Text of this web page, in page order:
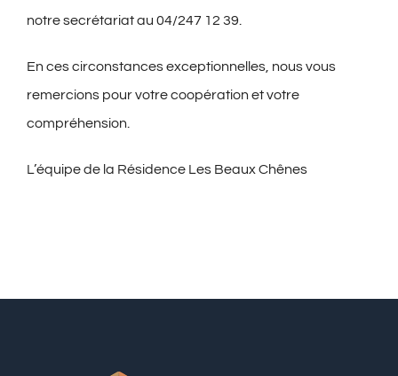
notre secrétariat au 04/247 12 39.
En ces circonstances exceptionnelles, nous vous
remercions pour votre coopération et votre
compréhension.
L’équipe de la Résidence Les Beaux Chênes